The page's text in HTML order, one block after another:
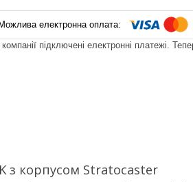
підключені електронні платежі.
з корпусом Stratocaster